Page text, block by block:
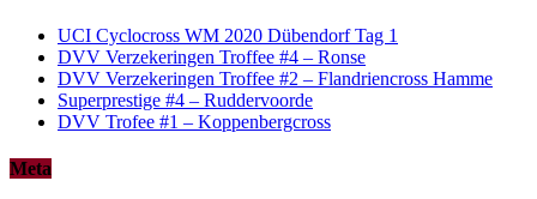
UCI Cyclocross WM 2020 Dübendorf Tag 1
DVV Verzekeringen Troffee #4 – Ronse
DVV Verzekeringen Troffee #2 – Flandriencross Hamme
Superprestige #4 – Ruddervoorde
DVV Trofee #1 – Koppenbergcross
Meta